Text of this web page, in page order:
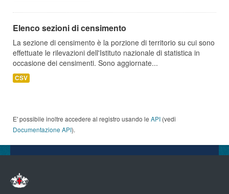
Elenco sezioni di censimento
La sezione di censimento è la porzione di territorio su cui sono
effettuate le rilevazioni dell'Istituto nazionale di statistica in
occasione dei censimenti. Sono aggiornate...
CSV
E' possibile inoltre accedere al registro usando le API (vedi
Documentazione API).